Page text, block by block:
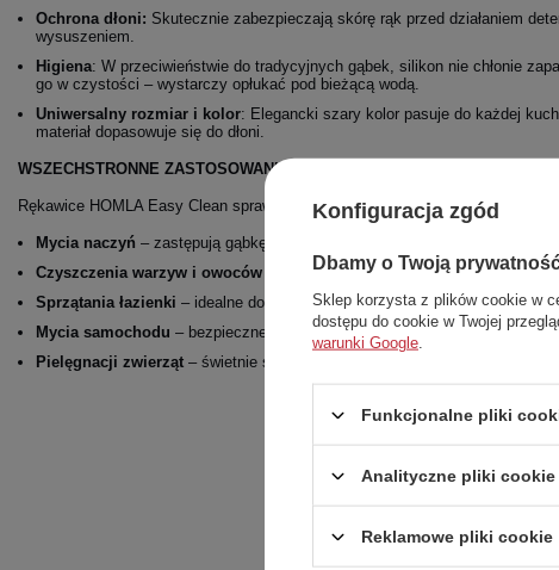
Ochrona dłoni: Skutecznie zabezpieczają skórę rąk przed działaniem
wysuszeniem.
Higiena: W przeciwieństwie do tradycyjnych gąbek, silikon nie chłonie
go w czystości – wystarczy opłukać pod bieżącą wodą.
Uniwersalny rozmiar i kolor: Elegancki szary kolor pasuje do każdej
materiał dopasowuje się do dłoni.
WSZECHSTRONNE ZASTOSOWANIE:
Rękawice HOMLA Easy Clean sprawdzą się nie tylko w kuchni! Możesz ich
Mycia naczyń – zastępują gąbkę, chroniąc dłonie.
Czyszczenia warzyw i owoców – delikatne wypustki świetnie usuwają
Sprzątania łazienki – idealne do mycia umywalki, wanny czy płytek.
Mycia samochodu – bezpieczne dla lakieru.
Pielęgnacji zwierząt – świetnie sprawdzają się do wyczesywania sierści
Konfiguracja zgód
Dbamy o Twoją
Sklep korzysta z plików cookie w
dostępu do cookie w Twojej
warunki Google
Funkcjonalne pliki
Analityczne pliki cookie
Reklamowe pliki cookie